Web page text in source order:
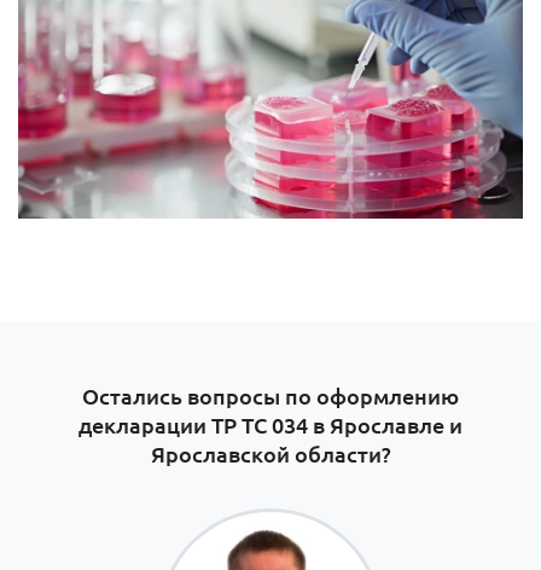
Остались вопросы по оформлению
декларации ТР ТС 034 в Ярославле и
Ярославской области?